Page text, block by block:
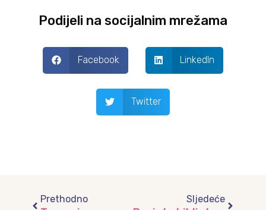
Podijeli na socijalnim mrežama
Facebook LinkedIn
Twitter
Prethodno Sljedeće